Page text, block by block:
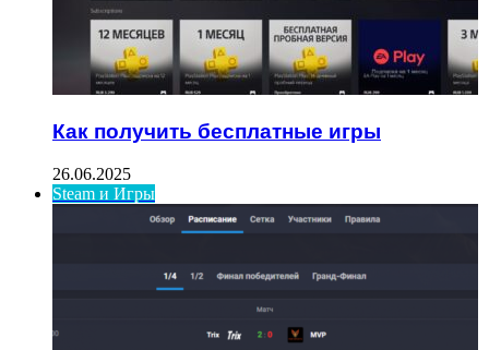
Как получить бесплатные игры
26.06.2025
Steam и Игры